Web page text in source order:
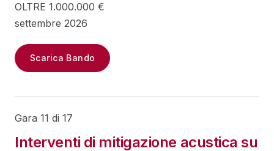
OLTRE 1.000.000 €
settembre 2026
Scarica Bando
Gara 11 di 17
Interventi di mitigazione acustica su